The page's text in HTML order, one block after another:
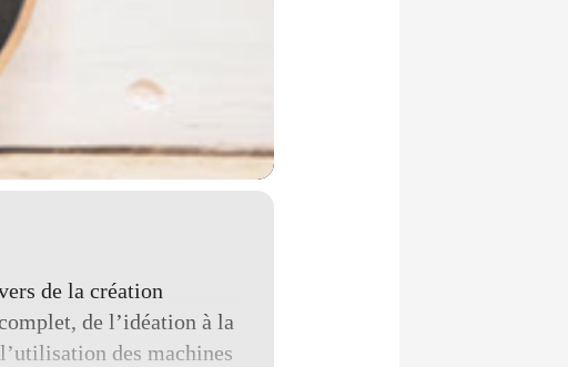
de la création
de l’idéation à la
des machines